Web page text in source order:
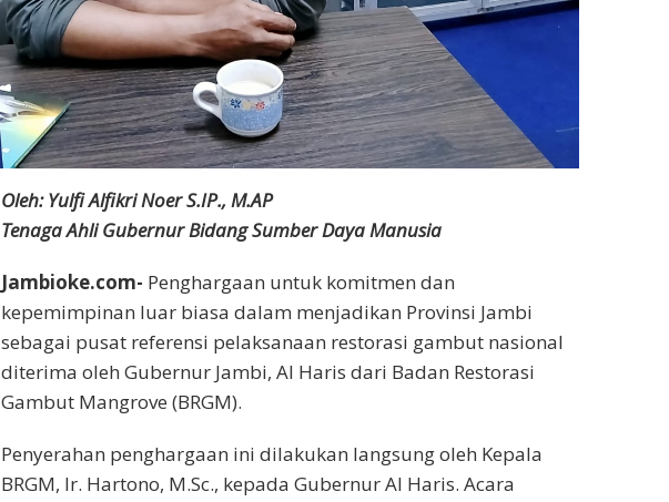
Oleh: Yulfi Alfikri Noer S.IP., M.AP
Tenaga Ahli Gubernur Bidang Sumber Daya Manusia
Jambioke.com- Penghargaan untuk komitmen dan
kepemimpinan luar biasa dalam menjadikan Provinsi Jambi
sebagai pusat referensi pelaksanaan restorasi gambut nasional
diterima oleh Gubernur Jambi, Al Haris dari Badan Restorasi
Gambut Mangrove (BRGM).
Penyerahan penghargaan ini dilakukan langsung oleh Kepala
BRGM, Ir. Hartono, M.Sc., kepada Gubernur Al Haris. Acara